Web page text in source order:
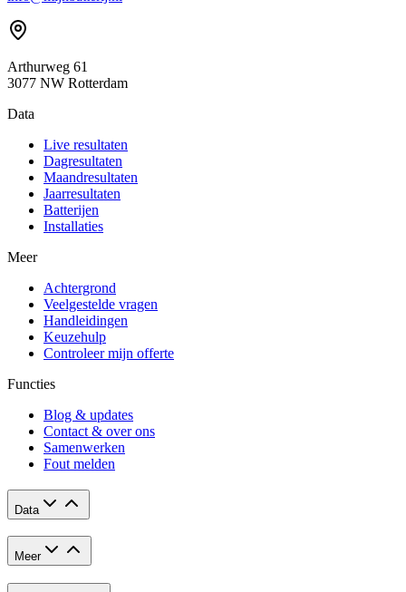
Arthurweg 61
3077 NW Rotterdam
Data
Live resultaten
Dagresultaten
Maandresultaten
Jaarresultaten
Batterijen
Installaties
Meer
Achtergrond
Veelgestelde vragen
Handleidingen
Keuzehulp
Controleer mijn offerte
Functies
Blog & updates
Contact & over ons
Samenwerken
Fout melden
Data
Meer